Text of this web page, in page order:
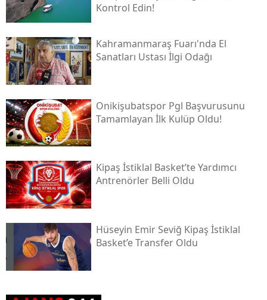
Kontrol Edin!
Kahramanmaraş Fuarı'nda El
Sanatları Ustası İlgi Odağı
Onikişubatspor Pgl Başvurusunu
Tamamlayan İlk Kulüp Oldu!
Kipaş İstiklal Basket’te Yardımcı
Antrenörler Belli Oldu
Hüseyin Emir Seviğ Kipaş İstiklal
Basket’e Transfer Oldu